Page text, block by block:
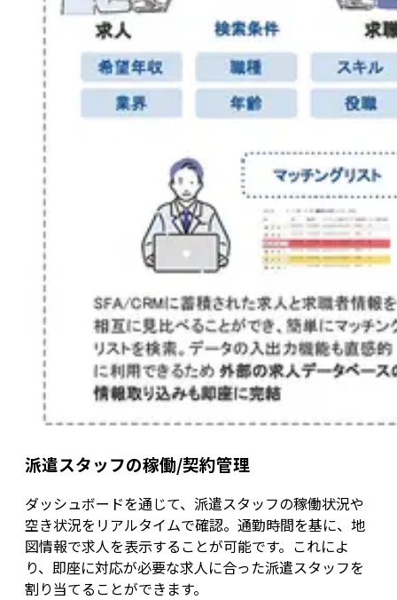
派遣スタッフの稼働/契約管理
ダッシュボードを通じて、派遣スタッフの稼働状況や
空き状況をリアルタイムで確認。通勤時間を基に、地
図情報で求人を表示することが可能です。これによ
り、即座に対応が必要な求人に合った派遣スタッフを
割り当てることができます。